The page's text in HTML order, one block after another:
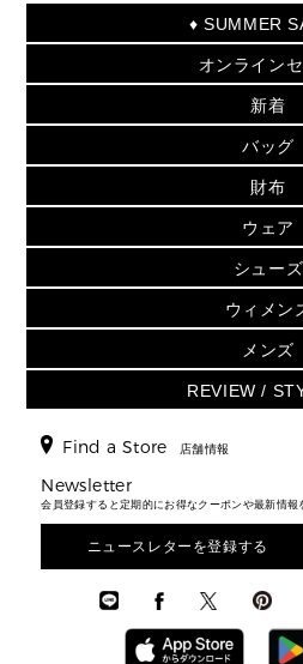
♦ SUMMER
セールおすすめ
▶ ウィメン
バッグ
小物
シューズ・
ウェア
アクセサリ
時計
▶ メンズ
バッグ
ウェア
アクセサリ
オンライン
PRODUCT OF THE
再値下げアイ
追加アイテ
▶ ウィメンズすべて(ウェ
バッグ
財布・小
ウェア
シュー
時計・ジュ
アクセサリ
メンズ バ
メンズ 財布・
メンズ シュ
メンズ ウ
メンズ 時計・
新着
夏のスタイ
▶ すべて
▶ ウィメンズ
財布・小
アクセサリ
フレグラン
シュー
▶ メンズす
メンズ財布・
メンズアクセ
メンズウ
バッグ
人気の定番ア
日本限定 - バ
▶ ウィメンズ
トートバ
ショルダーバ
クロスボディ・
トラベル
3 IN 1 / 2 IN 1
▶ メンズすべ
財布
日本限定 - 財布
▶ ウィメンズ
折り財布(二つ折り
長財布
▶ メンズす
ウェア
▶ ウィメンズ
トップ
スカート・パ
ジャケット・
▶ メンズすべ
シューズ
▶ ウィメンズ
サンダル
スニーカ
▶ メンズすべ
ウィメン
人気の定番ア
▶ ウィメンズ
▶ バッグす
通勤・通学ア
3 IN 1 バッ
ミニ財布・フラグ
メンズ
▶ メンズす
財布・小
時計・ジュエ
アクセサ
REVIEW /
エディターレ
Find a Store 店舗情報
Newsletter
会員登録すると定期的にお得なクーポンや最新情報
ニュースレターを登録する